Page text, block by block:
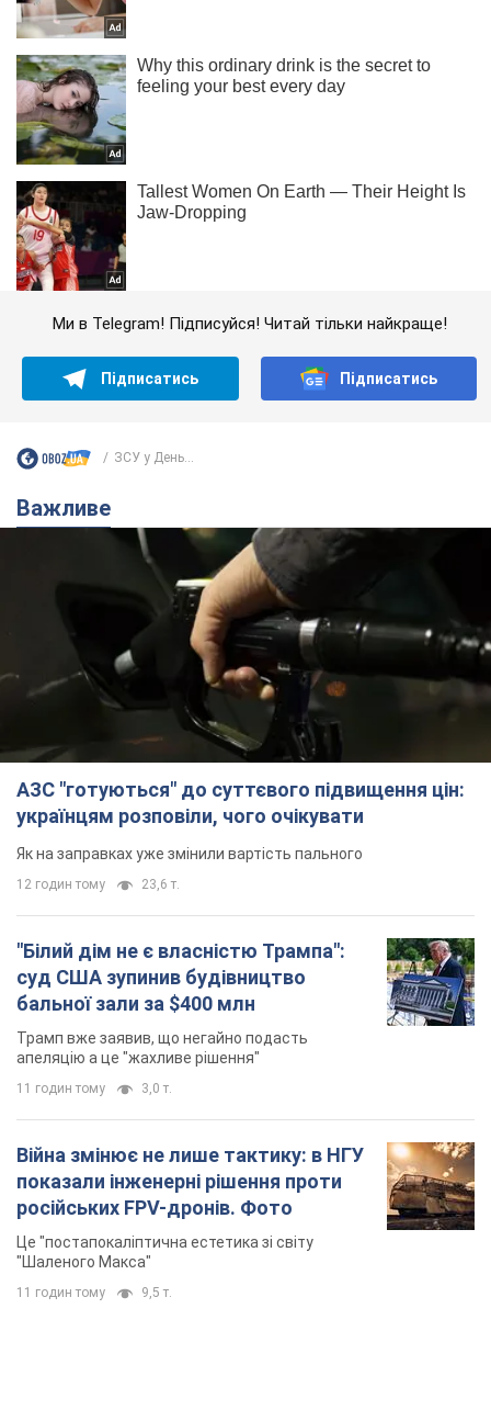
Ми в Telegram! Підписуйся! Читай тільки найкраще!
Підписатись Підписатись
ЗСУ у День...
Важливе
АЗС "готуються" до суттєвого підвищення цін:
українцям розповіли, чого очікувати
Як на заправках уже змінили вартість пального
12 годин тому 23,6 т.
"Білий дім не є власністю Трампа":
суд США зупинив будівництво
бальної зали за $400 млн
Трамп вже заявив, що негайно подасть
апеляцію а це "жахливе рішення"
11 годин тому 3,0 т.
Війна змінює не лише тактику: в НГУ
показали інженерні рішення проти
російських FPV-дронів. Фото
Це "постапокаліптична естетика зі світу
"Шаленого Макса"
11 годин тому 9,5 т.